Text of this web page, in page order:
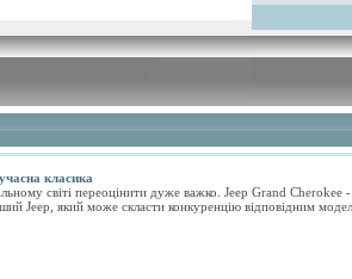
класика
світі переоцінити дуже важко. Jeep Grand Cherokee
Jeep, який може скласти конкуренцію відповідним